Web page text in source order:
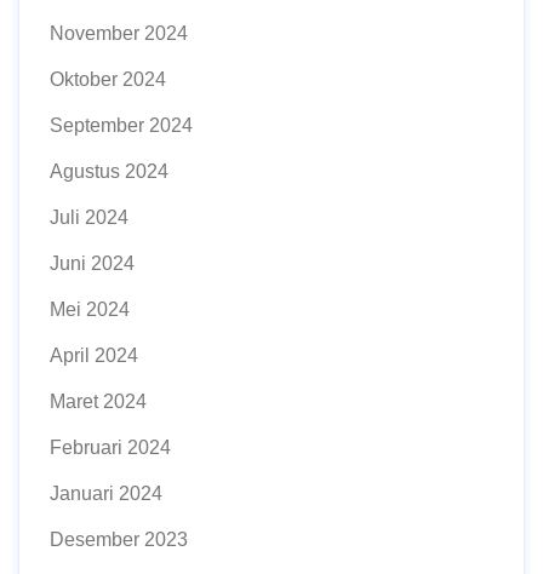
November 2024
Oktober 2024
September 2024
Agustus 2024
Juli 2024
Juni 2024
Mei 2024
April 2024
Maret 2024
Februari 2024
Januari 2024
Desember 2023